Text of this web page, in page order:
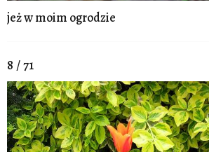
jeż w moim ogrodzie
8 / 71